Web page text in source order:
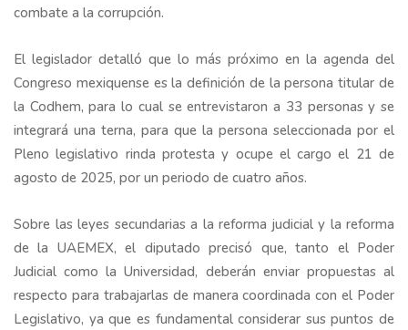
combate a la corrupción.
El legislador detalló que lo más próximo en la agenda del
Congreso mexiquense es la definición de la persona titular de
la Codhem, para lo cual se entrevistaron a 33 personas y se
integrará una terna, para que la persona seleccionada por el
Pleno legislativo rinda protesta y ocupe el cargo el 21 de
agosto de 2025, por un periodo de cuatro años.
Sobre las leyes secundarias a la reforma judicial y la reforma
de la UAEMEX, el diputado precisó que, tanto el Poder
Judicial como la Universidad, deberán enviar propuestas al
respecto para trabajarlas de manera coordinada con el Poder
Legislativo, ya que es fundamental considerar sus puntos de